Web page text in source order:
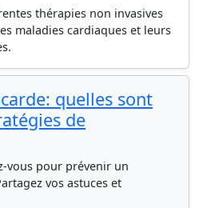
thérapies non invasives
maladies cardiaques et leurs
quelles sont
de
vous pour prévenir un
vos astuces et